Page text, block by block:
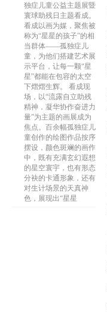
独症儿童公益主题展暨
寰球助残日主题看成。
看成以画为媒，聚焦被
称为“星星的孩子”的相
当群体——孤独症儿
童，为他们搭建艺术展
示平台，让每一颗“星
星”都能在包容的太空
下熠熠生辉。 看成现
场，以“流露自立助残
精神，凝华协作奋进力
量”为主题的画展成为
焦点。百余幅孤独症儿
童创作的绘图作品按序
摆设，颜色斑斓的画作
中，既有充满玄幻遐想
的星空寰宇，也有形态
分袂的卡通形象，还有
对生计场景的天真神
色，展现出“星星